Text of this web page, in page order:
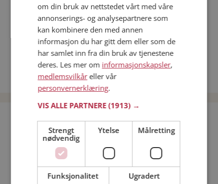
Fler single
Flere singlemenn fra Namsos:Oddvar ,Tomas,Daniel
Kvinner fra Namsos
Date kvinner i Norge
Date menn i Norge
Bli medlem gratis!
Jeg er en: Mann Kvinne
Min alder:
om din bruk av nettstedet vårt med våre
annonserings- og analysepartnere som
kan kombinere den med annen
informasjon du har gitt dem eller som de
har samlet inn fra din bruk av tjenestene
deres. Les mer om informasjonskapsler,
medlemsvilkåreller vår
personvernerklæring.
VIS ALLE PARTNERE(1913) →
Strengt
nødvendig
Ytelse Målretting
Funksjonalitet Ugradert